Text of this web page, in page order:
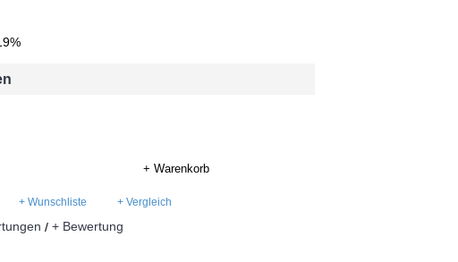
+ Warenkorb
+ Wunschliste + Vergleich
/ + Bewertung